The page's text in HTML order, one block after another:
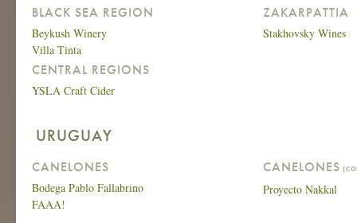
BLACK SEA REGION
Beykush Winery
Villa Tinta
CENTRAL REGIONS
YSLA Craft Cider
ZAKARPATTIA
Stakhovsky Wines
URUGUAY
CANELONES
Bodega Pablo Fallabrino
FAAA!
CANELONES
Proyecto Nakkal